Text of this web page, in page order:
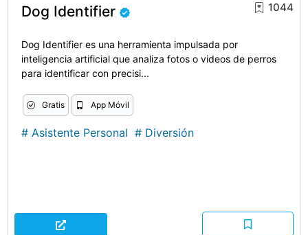
Dog Identifier 1044
Dog Identifier es una herramienta impulsada por
inteligencia artificial que analiza fotos o videos de perros
para identificar con precisi...
Gratis App Móvil
# Asistente Personal # Diversión